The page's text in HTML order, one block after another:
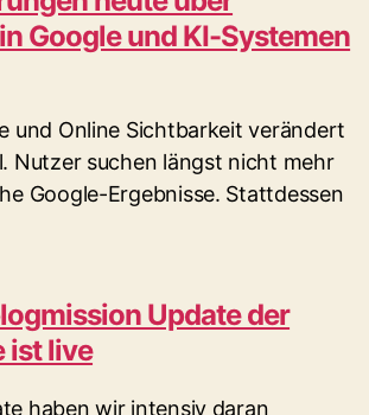
Google und KI-Systemen
und Online Sichtbarkeit verändert
Nutzer suchen längst nicht mehr
Google-Ergebnisse. Stattdessen
Update der
ist live
haben wir intensiv daran